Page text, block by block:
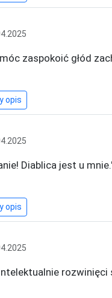
zaspokoić głód
opis
Diablica jest u
opis
rozwinięci